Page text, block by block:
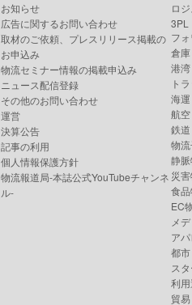
お知らせ
広告に関するお問い合わせ
取材のご依頼、プレスリリース掲載の
お申込み
物流セミナー情報の掲載申込み
ニュース配信登録
その他のお問い合わせ
運営
決算公告
記事の利用
個人情報保護方針
物流報道局-本誌公式YouTubeチャンネ
ル-
ロ
3PL
フ
倉庫
港湾
ト
海運
航空
鉄道
物
静
災
食
EC
メ
ア
都
ス
利
貿